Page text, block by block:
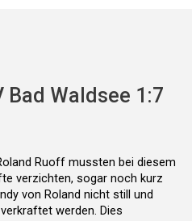
Bad Waldsee 1:7
Ruoff mussten bei diesem
verzichten, sogar noch kurz
von Roland nicht still und
werden. Dies